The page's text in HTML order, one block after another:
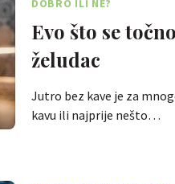
Evo što se
želudac
Jutro bez kave je za
kavu ili najprije nešto…